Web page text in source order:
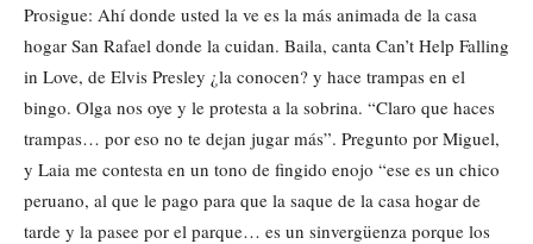
Prosigue: Ahí donde usted la ve es la más animada de la casa
hogar San Rafael donde la cuidan. Baila, canta Can’t Help Falling
in Love, de Elvis Presley ¿la conocen? y hace trampas en el
bingo. Olga nos oye y le protesta a la sobrina. “Claro que haces
trampas… por eso no te dejan jugar más”. Pregunto por Miguel,
y Laia me contesta en un tono de fingido enojo “ese es un chico
peruano, al que le pago para que la saque de la casa hogar de
tarde y la pasee por el parque… es un sinvergüenza porque los